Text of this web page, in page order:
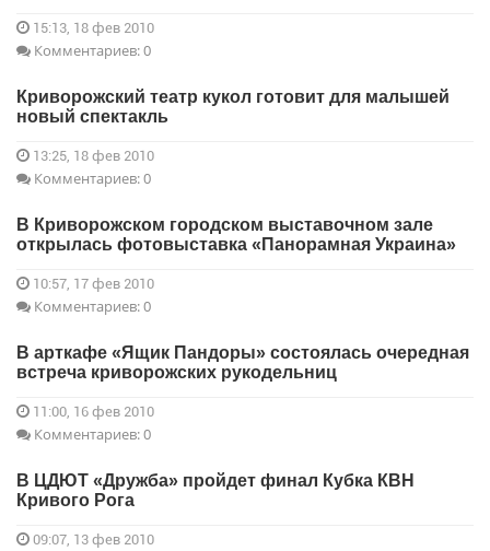
15:13, 18 фев 2010
Комментариев: 0
Криворожский театр кукол готовит для малышей
новый спектакль
13:25, 18 фев 2010
Комментариев: 0
В Криворожском городском выставочном зале
открылась фотовыставка «Панорамная Украина»
10:57, 17 фев 2010
Комментариев: 0
В арткафе «Ящик Пандоры» состоялась очередная
встреча криворожских рукодельниц
11:00, 16 фев 2010
Комментариев: 0
В ЦДЮТ «Дружба» пройдет финал Кубка КВН
Кривого Рога
09:07, 13 фев 2010